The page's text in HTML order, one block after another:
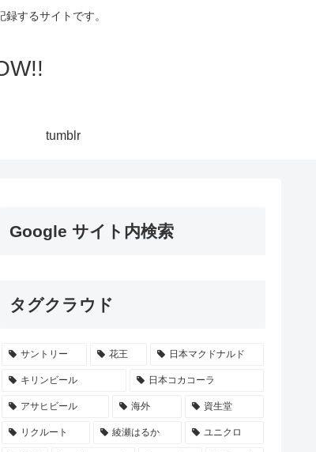
するサイトです。
tumblr
Google サイト内検索
タグクラウド
サントリー 花王 日本マクドナルド
キリンビール 日本コカコーラ
アサヒビール 海外 資生堂
リクルート 綾瀬はるか ユニクロ